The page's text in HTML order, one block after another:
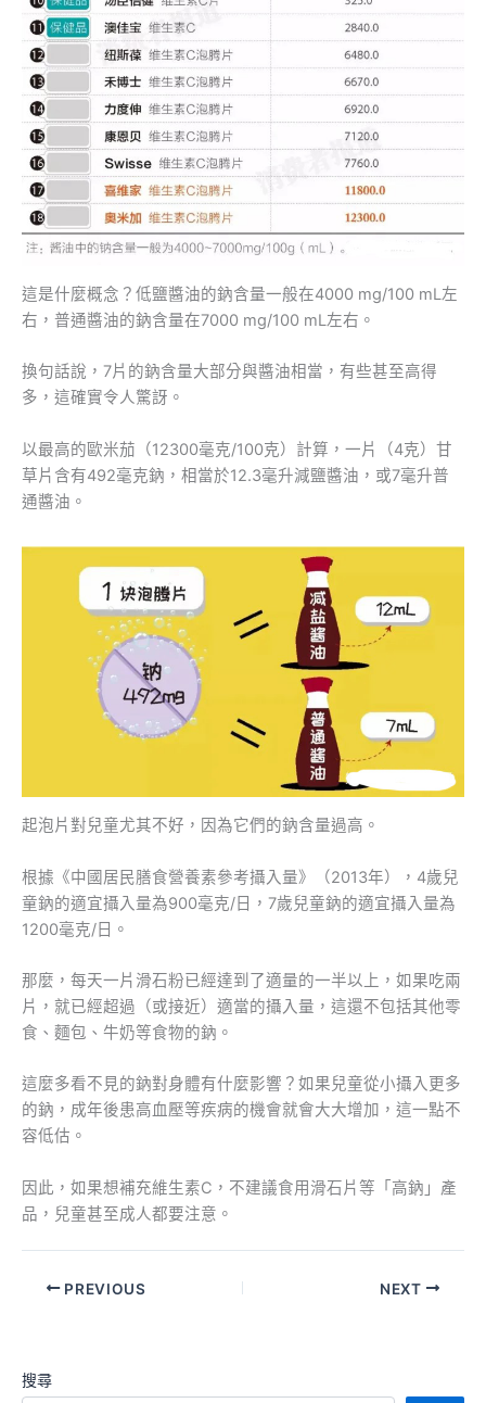
這是什麼概念？低鹽醬油的鈉含量一般在4000 mg/100 mL左
右，普通醬油的鈉含量在7000 mg/100 mL左右。
換句話說，7片的鈉含量大部分與醬油相當，有些甚至高得
多，這確實令人驚訝。
以最高的歐米茄（12300毫克/100克）計算，一片（4克）甘
草片含有492毫克鈉，相當於12.3毫升減鹽醬油，或7毫升普
通醬油。
起泡片對兒童尤其不好，因為它們的鈉含量過高。
根據《中國居民膳食營養素參考攝入量》（2013年），4歲兒
童鈉的適宜攝入量為900毫克/日，7歲兒童鈉的適宜攝入量為
1200毫克/日。
那麼，每天一片滑石粉已經達到了適量的一半以上，如果吃兩
片，就已經超過（或接近）適當的攝入量，這還不包括其他零
食、麵包、牛奶等食物的鈉。
這麼多看不見的鈉對身體有什麼影響？如果兒童從小攝入更多
的鈉，成年後患高血壓等疾病的機會就會大大增加，這一點不
容低估。
因此，如果想補充維生素C，不建議食用滑石片等「高鈉」產
品，兒童甚至成人都要注意。
PREVIOUS NEXT
搜尋